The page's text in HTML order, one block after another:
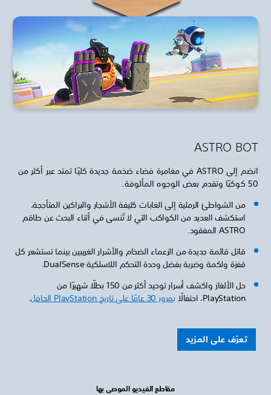
ASTRO BOT
انضم إلى ASTRO في مغامرة فضاء ضخمة جديدة كليًا تمتد عبر أكثر من
50 كوكبًا وتقدم بعض الوجوه المألوفة.
من الشواطئ الرملية إلى الغابات كثيفة الأشجار والبراكين المتأججة،
استكشف العديد من الكواكب التي لا تُنسى في أثناء البحث عن طاقم
ASTRO المفقود.
قاتل قائمة جديدة من الزعماء الضخام والأشرار الغريبين بينما تستشعر كل
قفزة ولكمة وضربة بفضل وحدة التحكم اللاسلكية DualSense.
حل الألغاز واكشف أسرار توحيد أكثر من 150 بطلًا شهيرًا من
بمرور 30 عامًا على تاريخ PlayStation الحافل .
تعرّف على المزيد
مقاطع الفيديو الموصى بها